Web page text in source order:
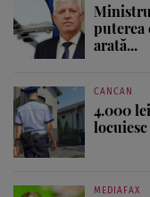
puterea
arată...
CANCAN
4.000
locuiesc
MEDIAFAX